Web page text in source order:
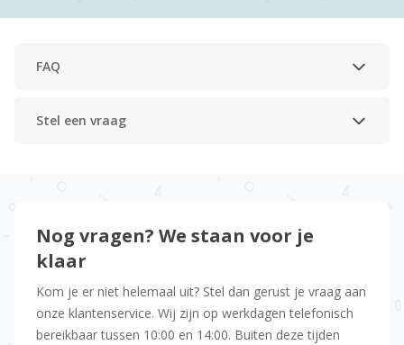
FAQ
Stel een vraag
Nog vragen? We staan voor je
klaar
Kom je er niet helemaal uit? Stel dan gerust je vraag aan
onze klantenservice. Wij zijn op werkdagen telefonisch
bereikbaar tussen 10:00 en 14:00. Buiten deze tijden